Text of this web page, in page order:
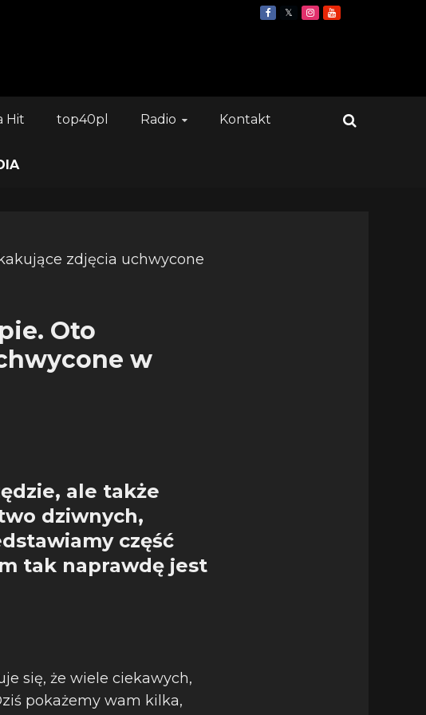
Hit top40pl Radio Kontakt
Oto
w
ale także
dziwnych,
część
tak naprawdę jest
się, że wiele ciekawych,
pokażemy wam kilka,